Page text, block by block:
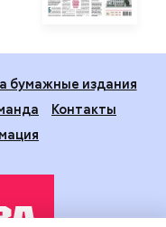
бумажные издания
Контакты